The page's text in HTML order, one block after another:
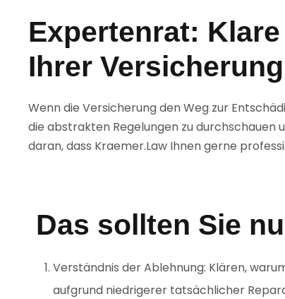
Expertenrat:
Ihrer Versicherung
Wenn die Versicherung den Weg zur
die abstrakten Regelungen zu durchschauen
daran, dass Kraemer.Law Ihnen gerne
Das sollten Sie
Verständnis der Ablehnung: Klären,
aufgrund niedrigerer tatsächlicher